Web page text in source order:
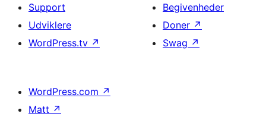
Support
Udviklere
WordPress.tv ↗
Begivenheder
Doner ↗
Swag ↗
WordPress.com ↗
Matt ↗